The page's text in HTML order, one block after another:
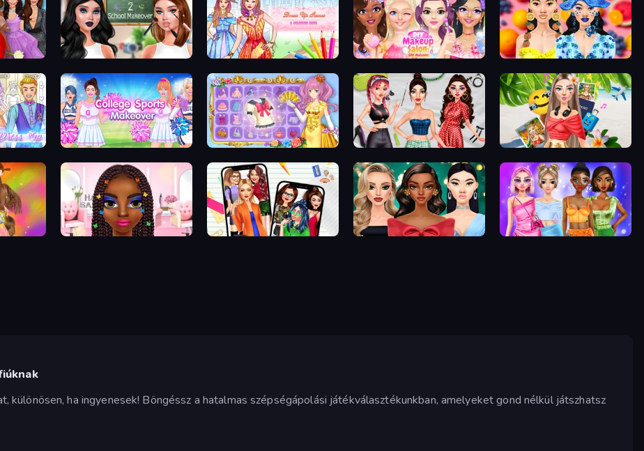
Back 2 School Makeover Dress Up Games & Coloring Book DIY Makeup Salon: SPA Makeover Sweet And Fruity Makeup
Wedding Coloring Dress Up Game College Sport Team Makeover Anime Princess Dress Up Brat Girl Summer Travel with Me: ASMR Edition
Braided Hairstyles Fashion Highschool Mean Girls 2 New Year's Eve Makeup Monochrome Looks
különösen, ha ingyenesek! Böngéssz a hatalmas szépségápolási játékválasztékunkban, amelyeket gond nélkül játszhatsz